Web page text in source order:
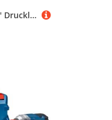
Bosch Professional 1/2" Druckluft Ratschenschrauber (Leerlaufdrehzahl 160 min-1, max. Drehmoment 60 Nm)